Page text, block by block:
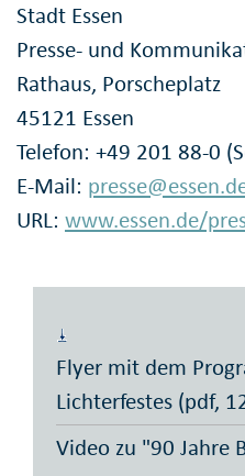
Stadt Essen
Presse- und
Rathaus, Porscheplatz
45121 Essen
Telefon: +49 201 88-0
E-Mail:
URL: www.essen.de/
Flyer mit dem
Lichterfestes (pdf,
Video zu "90 Jahre